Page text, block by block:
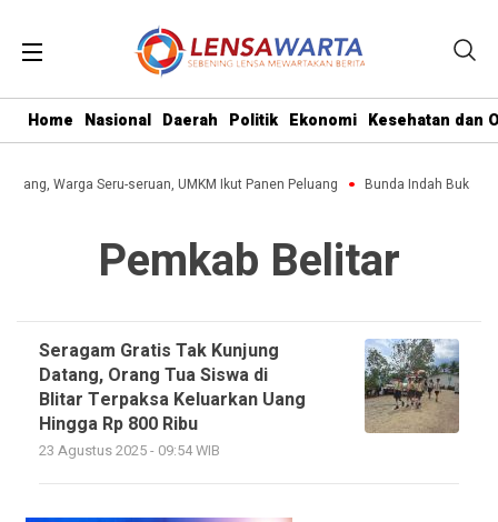
Home Nasional Daerah Politik Ekonomi Kesehatan dan
Warga Seru-seruan, UMKM Ikut Panen Peluang Bunda Indah Buka
Pemkab Belitar
Seragam Gratis Tak Kunjung
Datang, Orang Tua Siswa di
Blitar Terpaksa Keluarkan Uang
Hingga Rp 800 Ribu
23 Agustus 2025 - 09:54 WIB